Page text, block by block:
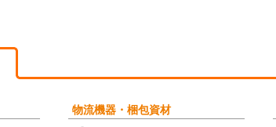
物流機器・梱包資材